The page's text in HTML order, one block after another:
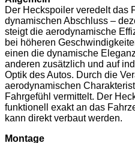
Der Heckspoiler veredelt das
dynamischen Abschluss –
steigt die aerodynamische
bei höheren
einen die dynamische
anderen zusätzlich und auf
Optik des Autos. Durch die
aerodynamischen
Fahrgefühl vermittelt. Der
funktionell exakt an das
kann direkt verbaut werden.
Montage